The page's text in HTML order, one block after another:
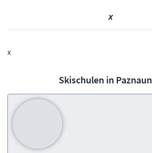
x
x
Skischulen in